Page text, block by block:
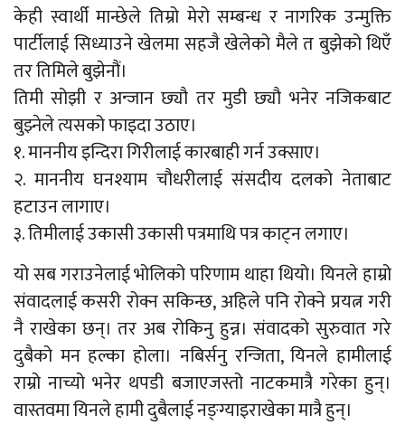
केही स्वार्थी मान्छेले तिम्रो मेरो सम्बन्ध र नागरिक उन्मुक्ति
पार्टीलाई सिध्याउने खेलमा सहजै खेलेको मैले त बुझेको थिएँ
तर तिमिले बुझेनौं।
तिमी सोझी र अन्जान छ्यौ तर मुडी छ्यौ भनेर नजिकबाट
बुझ्नेले त्यसको फाइदा उठाए।
१. माननीय इन्दिरा गिरीलाई कारबाही गर्न उक्साए।
२. माननीय घनश्याम चौधरीलाई संसदीय दलको नेताबाट
हटाउन लागाए।
३. तिमीलाई उकासी उकासी पत्रमाथि पत्र काट्न लगाए।
यो सब गराउनेलाई भोलिको परिणाम थाहा थियो। यिनले हाम्रो
संवादलाई कसरी रोक्न सकिन्छ, अहिले पनि रोक्ने प्रयत्न गरी
नै राखेका छन्। तर अब रोकिनु हुन्न। संवादको सुरुवात गरे
दुबैको मन हल्का होला। नबिर्सनु रन्जिता, यिनले हामीलाई
राम्रो नाच्यो भनेर थपडी बजाएजस्तो नाटकमात्रै गरेका हुन्।
वास्तवमा यिनले हामी दुबैलाई नङ्ग्याइराखेका मात्रै हुन्।